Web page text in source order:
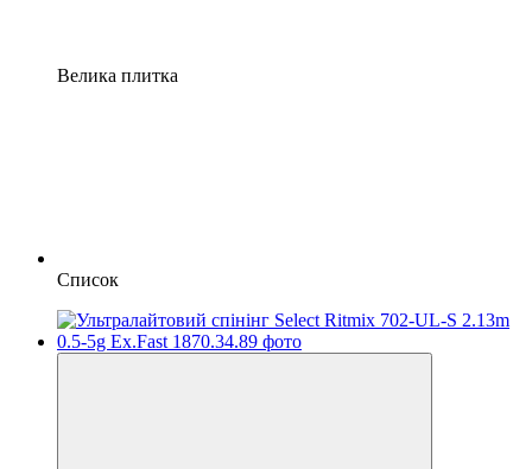
Велика плитка
Список